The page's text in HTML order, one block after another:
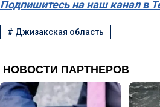
Подпишитесь на наш канал в
# Джизакская область